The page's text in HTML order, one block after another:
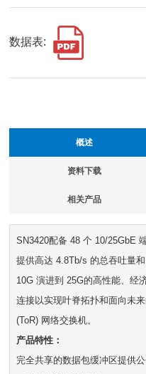
数据表:
概述
资料下载
相关产品
SN3420配备 48 个 10/25GbE
提供高达 4.8Tb/s 的总吞吐量
10G 演进到 25G的高性能、经
连接以实现叶脊拓扑和面向未
(ToR) 网络交换机。
产品特性：
完全共享的数据包缓冲区提供